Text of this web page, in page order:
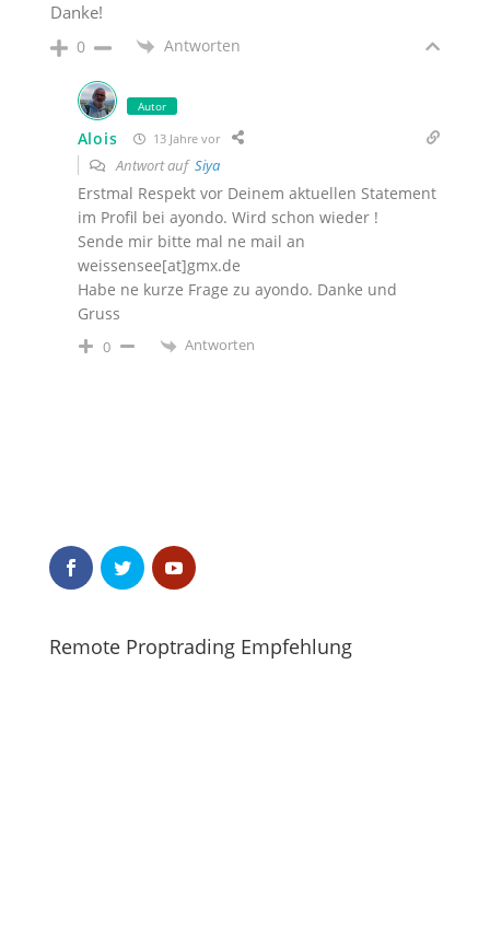
Danke!
0 Antworten
Autor
Alois 13 Jahre vor
Antwort auf Siya
Erstmal Respekt vor Deinem aktuellen Statement
im Profil bei ayondo. Wird schon wieder !
Sende mir bitte mal ne mail an
weissensee[at]gmx.de
Habe ne kurze Frage zu ayondo. Danke und
Gruss
0 Antworten
Remote Proptrading Empfehlung